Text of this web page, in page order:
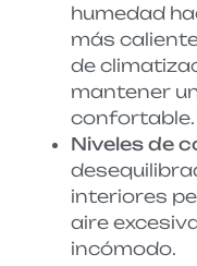
humedad
más
de
mantener
confortable.
Niveles de
interiores
aire
incómodo.